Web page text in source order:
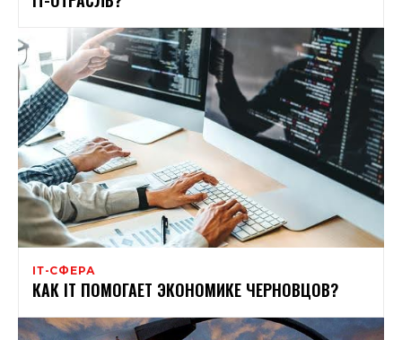
ІТ-СФЕРА
КАК IT ПОМОГАЕТ ЭКОНОМИКЕ ЧЕРНОВЦОВ?